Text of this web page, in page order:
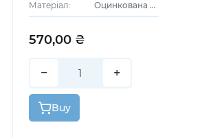
Матеріал: Оцинкована сталь
570,00 ₴
− +
Buy